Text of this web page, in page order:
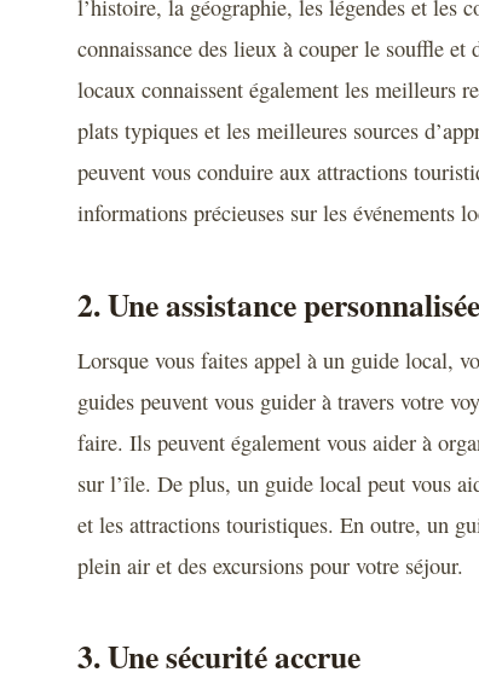
l’histoire, la géographie, les légendes et les
connaissance des lieux à couper le souffle et
locaux connaissent également les meilleurs
plats typiques et les meilleures sources
peuvent vous conduire aux attractions
informations précieuses sur les événements
2. Une assistance personnalisée
Lorsque vous faites appel à un guide local,
guides peuvent vous guider à travers votre
faire. Ils peuvent également vous aider à
sur l’île. De plus, un guide local peut vous
et les attractions touristiques. En outre, un
plein air et des excursions pour votre séjour.
3. Une sécurité accrue